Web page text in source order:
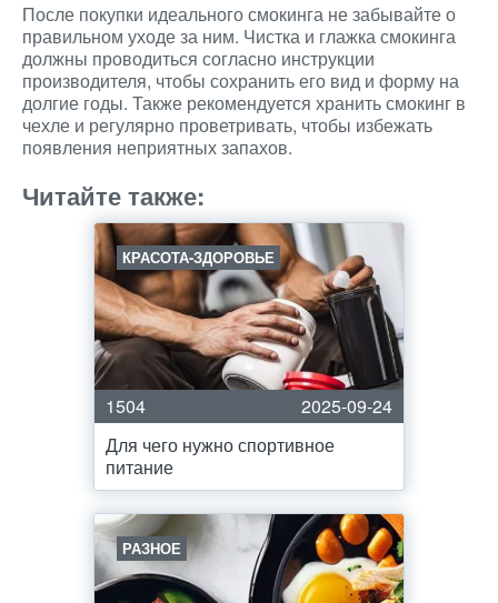
После покупки идеального смокинга не забывайте о
правильном уходе за ним. Чистка и глажка смокинга
должны проводиться согласно инструкции
производителя, чтобы сохранить его вид и форму на
долгие годы. Также рекомендуется хранить смокинг в
чехле и регулярно проветривать, чтобы избежать
появления неприятных запахов.
Читайте также:
КРАСОТА-ЗДОРОВЬЕ
1504
2025-09-24
Для чего нужно спортивное
питание
РАЗНОЕ